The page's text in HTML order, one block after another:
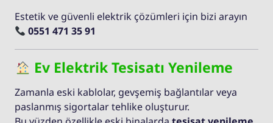
Estetik ve güvenli elektrik çözümleri için bizi arayın
0551 471 35 91
Ev Elektrik Tesisatı Yenileme
Zamanla eski kablolar, gevşemiş bağlantılar veya
paslanmış sigortalar tehlike oluşturur.